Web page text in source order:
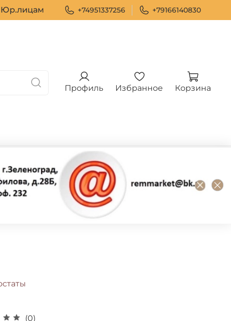
Юр.лицам +74951337256 +79166140830
Профиль Избранное Корзина
(0)